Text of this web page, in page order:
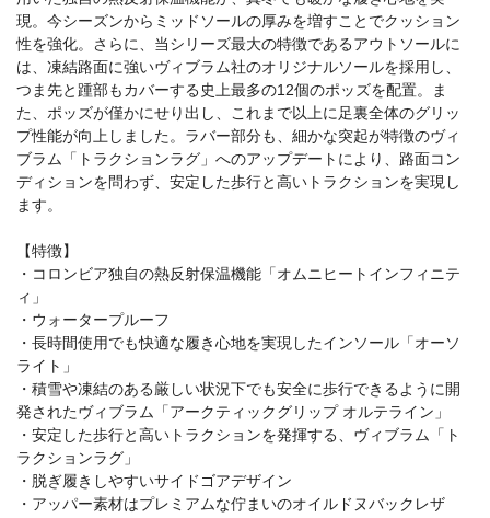
現。今シーズンからミッドソールの厚みを増すことでクッション
性を強化。さらに、当シリーズ最大の特徴であるアウトソールに
は、凍結路面に強いヴィブラム社のオリジナルソールを採用し、
つま先と踵部もカバーする史上最多の12個のポッズを配置。ま
た、ポッズが僅かにせり出し、これまで以上に足裏全体のグリッ
プ性能が向上しました。ラバー部分も、細かな突起が特徴のヴィ
ブラム「トラクションラグ」へのアップデートにより、路面コン
ディションを問わず、安定した歩行と高いトラクションを実現し
ます。
【特徴】
・コロンビア独自の熱反射保温機能「オムニヒートインフィニテ
ィ」
・ウォータープルーフ
・長時間使用でも快適な履き心地を実現したインソール「オーソ
ライト」
・積雪や凍結のある厳しい状況下でも安全に歩行できるように開
発されたヴィブラム「アークティックグリップ オルテライン」
・安定した歩行と高いトラクションを発揮する、ヴィブラム「ト
ラクションラグ」
・脱ぎ履きしやすいサイドゴアデザイン
・アッパー素材はプレミアムな佇まいのオイルドヌバックレザ